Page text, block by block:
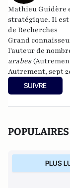
Mathieu Guidère
stratégique. Il
de Recherches
Grand
l'auteur de
arabes
Autrement, sept
SUIVRE
POPULAIRES
PLUS